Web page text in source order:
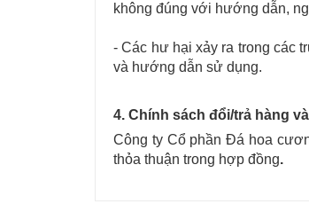
không đúng với hướng dẫn,
- Các hư hại xảy ra trong các
và hướng dẫn sử dụng.
4. Chính sách đổi/trả hàng
Công ty Cổ phần Đá hoa
thỏa thuận trong hợp đồng.